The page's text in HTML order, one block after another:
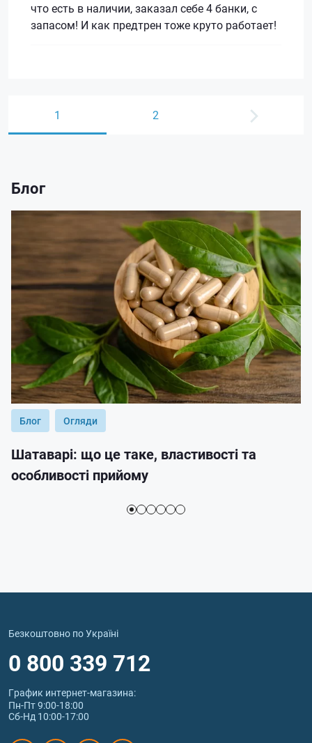
что есть в наличии, заказал себе 4 банки, с
запасом! И как предтрен тоже круто работает!
1 2
Блог
Блог Огляди
Шатаварі: що це таке, властивості та
особливості прийому
Безкоштовно по Україні
0 800 339 712
График интернет‑магазина:
Пн-Пт 9:00-18:00
Сб-Нд 10:00-17:00